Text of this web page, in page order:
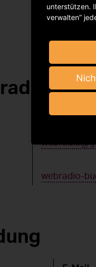
E-Mail
webradio-
unterstützen.
verwalten”